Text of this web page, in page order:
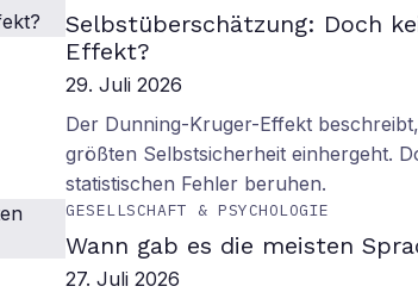
Selbstüberschätzung: Doch
Effekt?
29. Juli 2026
Der Dunning-Kruger-Effekt
größten Selbstsicherheit einhergeht.
statistischen Fehler beruhen.
GESELLSCHAFT & PSYCHOLOGIE
Wann gab es die meisten
27. Juli 2026